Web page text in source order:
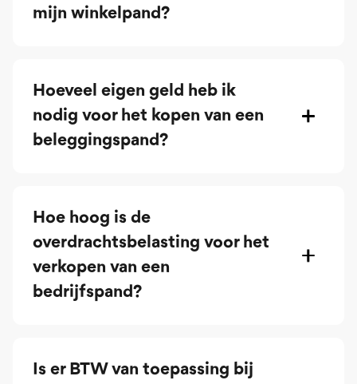
mijn winkelpand?
Hoeveel eigen geld heb ik
nodig voor het kopen van een
beleggingspand?
Hoe hoog is de
overdrachtsbelasting voor het
verkopen van een
bedrijfspand?
Is er BTW van toepassing bij